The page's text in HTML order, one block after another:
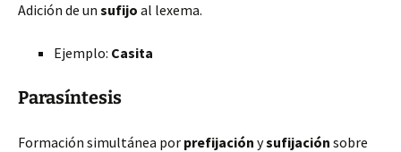
Adición de un sufijo al lexema.
Ejemplo: Casita
Parasíntesis
Formación simultánea por prefijación ysufijación sobre